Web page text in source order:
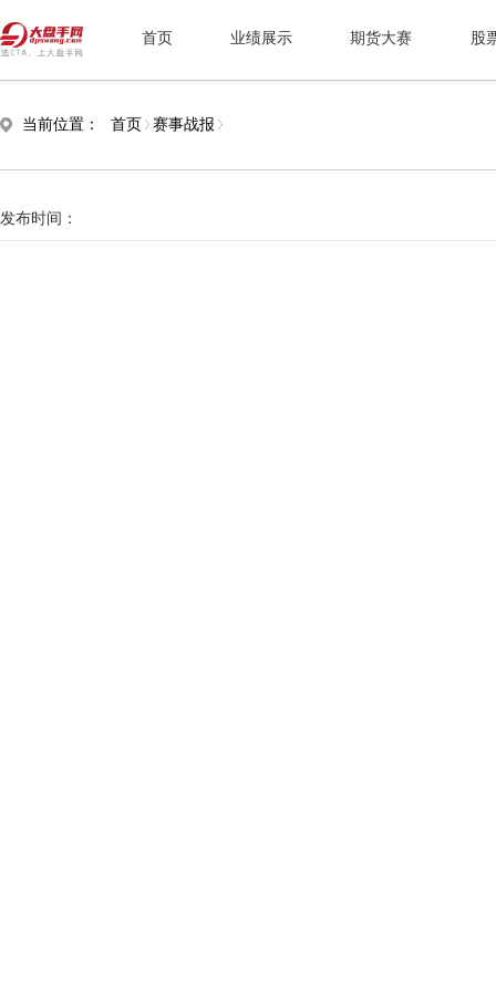
首页 业绩展示 期货大赛 股
当前位置： 首页 赛事战报
发布时间：